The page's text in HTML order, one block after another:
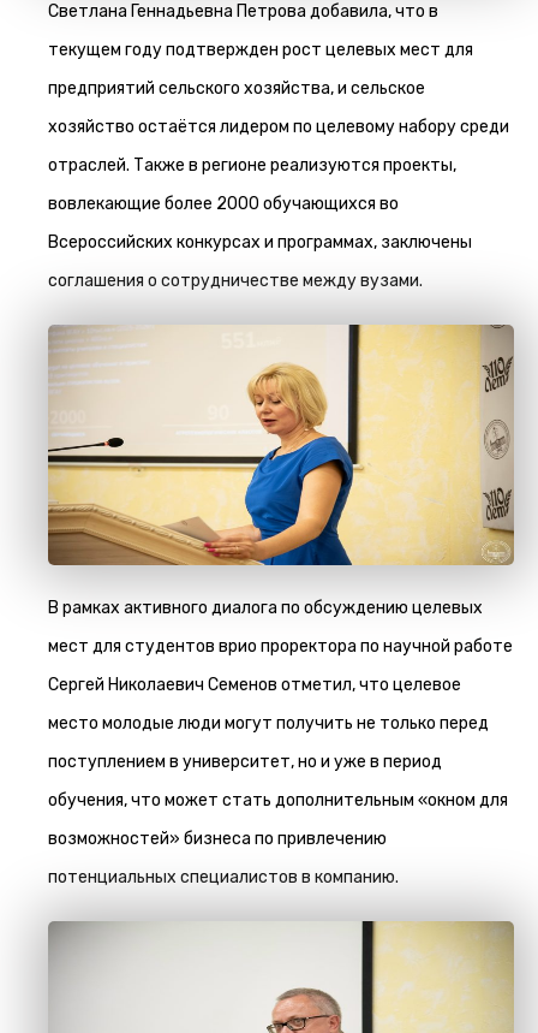
Светлана Геннадьевна Петрова добавила, что в
текущем году подтвержден рост целевых мест для
предприятий сельского хозяйства, и сельское
хозяйство остаётся лидером по целевому набору среди
отраслей. Также в регионе реализуются проекты,
вовлекающие более 2000 обучающихся во
Всероссийских конкурсах и программах, заключены
соглашения о сотрудничестве между вузами.
В рамках активного диалога по обсуждению целевых
мест для студентов врио проректора по научной работе
Сергей Николаевич Семенов отметил, что целевое
место молодые люди могут получить не только перед
поступлением в университет, но и уже в период
обучения, что может стать дополнительным «окном для
возможностей» бизнеса по привлечению
потенциальных специалистов в компанию.